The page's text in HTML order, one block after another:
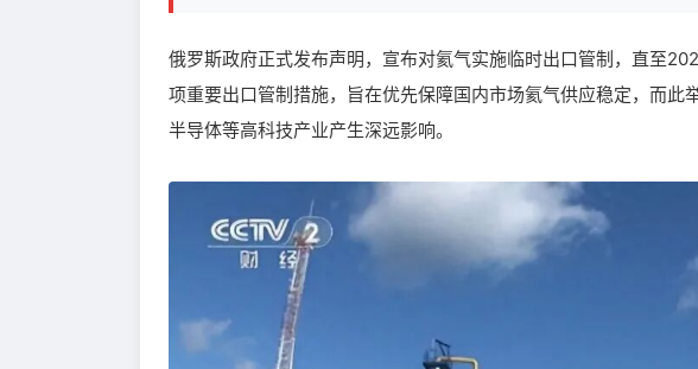
俄罗斯政府正式发布声明，宣布对氦气实施临时出口管制，直至
项重要出口管制措施，旨在优先保障国内市场氦气供应稳定，而
半导体等高科技产业产生深远影响。